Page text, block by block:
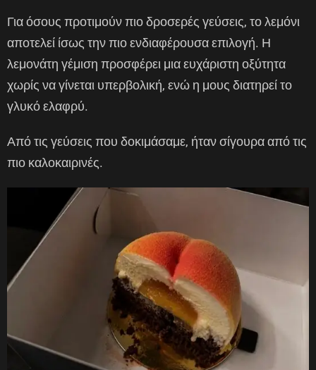
Για όσους προτιμούν πιο δροσερές γεύσεις, το λεμόνι
αποτελεί ίσως την πιο ενδιαφέρουσα επιλογή. Η
λεμονάτη γέμιση προσφέρει μια ευχάριστη οξύτητα
χωρίς να γίνεται υπερβολική, ενώ η μους διατηρεί το
γλυκό ελαφρύ.
Από τις γεύσεις που δοκιμάσαμε, ήταν σίγουρα από τις
πιο καλοκαιρινές.